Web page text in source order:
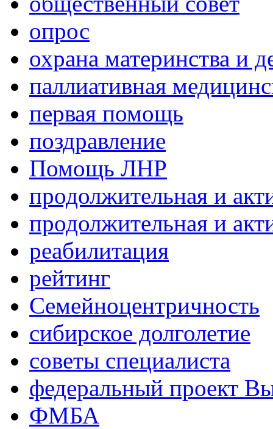
опрос
охрана материнства и
паллиативная
первая помощь
поздравление
Помощь ЛНР
продолжительная и
продолжительная и
реабилитация
рейтинг
Семейноцентричность
сибирское долголетие
советы специалиста
федеральный проект
ФМБА